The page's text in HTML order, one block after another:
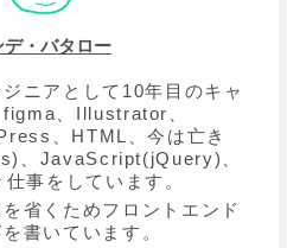
デ・バタロー
ニアとして10年目のキャ
figma、Illustrator、
、HTML、今は亡き
、JavaScript(jQuery)、
事をしています。
省くためフロントエンド
書いています。